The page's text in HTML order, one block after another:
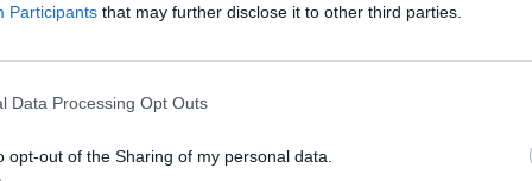
Participants that may further disclose it to other third parties.
Data Processing Opt Outs
opt-out of the Sharing of my personal data.